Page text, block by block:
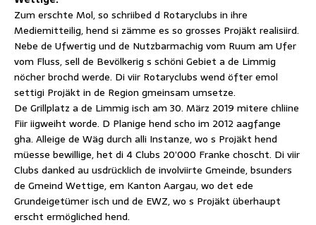
Zum erschte Mol, so schriibed d Rotaryclubs in ihre
Mediemitteilig, hend si zämme es so grosses Projäkt realisiird.
Nebe de Ufwertig und de Nutzbarmachig vom Ruum am Ufer
vom Fluss, sell de Bevölkerig s schöni Gebiet a de Limmig
nöcher brochd werde. Di viir Rotaryclubs wend öfter emol
settigi Projäkt in de Region gmeinsam umsetze.
De Grillplatz a de Limmig isch am 30. März 2019 mitere chliine
Fiir iigweiht worde. D Planige hend scho im 2012 aagfange
gha. Alleige de Wäg durch alli Instanze, wo s Projäkt hend
müesse bewillige, het di 4 Clubs 20’000 Franke choscht. Di viir
Clubs danked au usdrücklich de involviirte Gmeinde, bsunders
de Gmeind Wettige, em Kanton Aargau, wo det ede
Grundeigetümer isch und de EWZ, wo s Projäkt überhaupt
erscht ermögliched hend.